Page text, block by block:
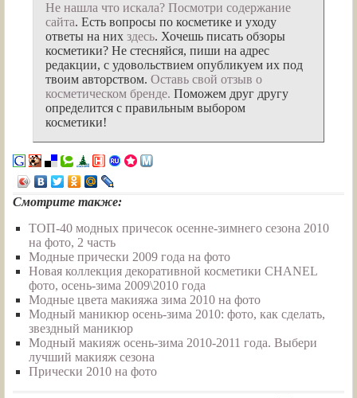
Не нашла что искала? Посмотри содержание
сайта. Есть вопросы по косметике и уходу
ответы на них здесь. Хочешь писать обзоры
косметики? Не стесняйся, пиши на адрес
редакции, с удовольствием опубликуем их под
твоим авторством. Оставь свой отзыв о
косметическом бренде. Поможем друг другу
определится с правильным выбором
косметики!
Смотрите также:
ТОП-40 модных причесок осенне-зимнего сезона 2010
на фото, 2 часть
Модные прически 2009 года на фото
Новая коллекция декоративной косметики CHANEL
фото, осень-зима 2009\2010 года
Модные цвета макияжа зима 2010 на фото
Модный маникюр осень-зима 2010: фото, как сделать,
звездный маникюр
Модный макияж осень-зима 2010-2011 года. Выбери
лучший макияж сезона
Прически 2010 на фото